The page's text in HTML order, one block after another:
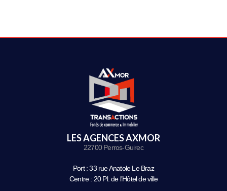
LES AGENCES AXMOR
22700 Perros-Guirec
Port : 33 rue Anatole Le Braz
Centre : 20 Pl. de l’Hôtel de ville